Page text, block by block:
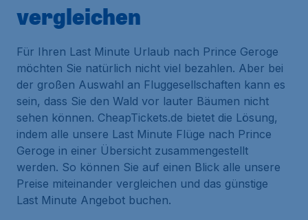
vergleichen
Für Ihren Last Minute Urlaub nach Prince Geroge
möchten Sie natürlich nicht viel bezahlen. Aber bei
der großen Auswahl an Fluggesellschaften kann es
sein, dass Sie den Wald vor lauter Bäumen nicht
sehen können. CheapTickets.de bietet die Lösung,
indem alle unsere Last Minute Flüge nach Prince
Geroge in einer Übersicht zusammengestellt
werden. So können Sie auf einen Blick alle unsere
Preise miteinander vergleichen und das günstige
Last Minute Angebot buchen.